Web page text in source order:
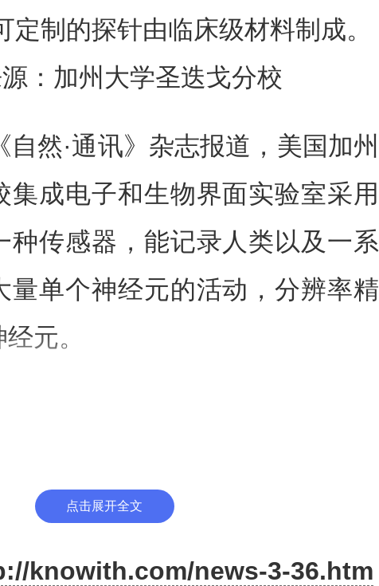
定制的探针由临床级材料制成。
：加州大学圣迭戈分校
然·通讯》杂志报道，美国加州
集成电子和生物界面实验室采用
种传感器，能记录人类以及一系
量单个神经元的活动，分辨率精
元。
探针比当今的临床传感器小得
点击展开全文
knowith.com/news-3-36.htm